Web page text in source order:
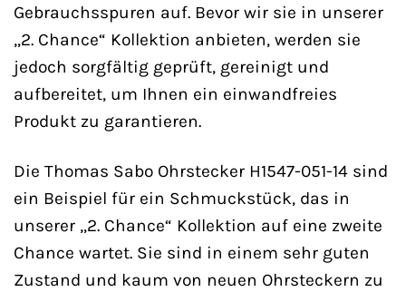
Gebrauchsspuren auf. Bevor wir sie in unserer
„2. Chance“ Kollektion anbieten, werden sie
jedoch sorgfältig geprüft, gereinigt und
aufbereitet, um Ihnen ein einwandfreies
Produkt zu garantieren.
Die Thomas Sabo Ohrstecker H1547-051-14 sind
ein Beispiel für ein Schmuckstück, das in
unserer „2. Chance“ Kollektion auf eine zweite
Chance wartet. Sie sind in einem sehr guten
Zustand und kaum von neuen Ohrsteckern zu